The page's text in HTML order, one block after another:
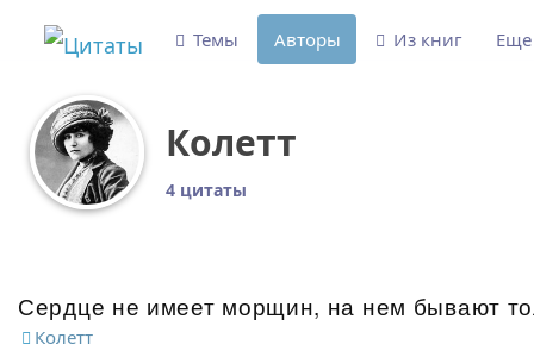
Колетт
4 цитаты
Сердце не имеет морщин, на нем бывают
Колетт
Темы Авторы Из книг